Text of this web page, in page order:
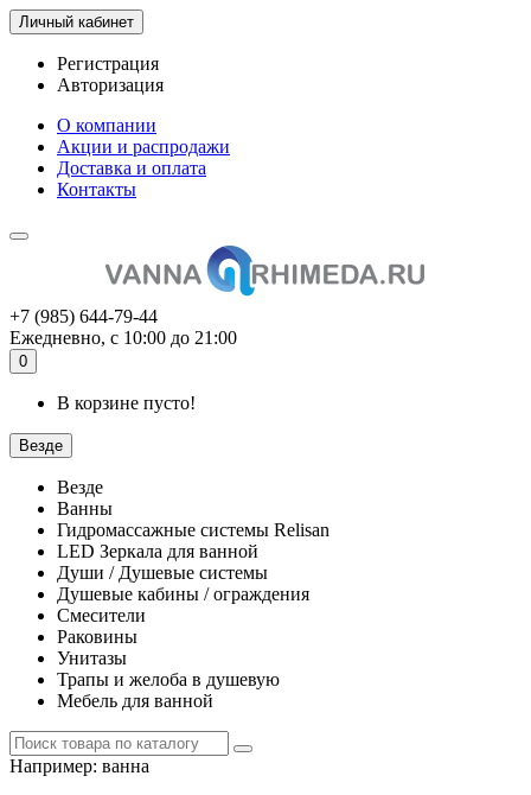
Личный кабинет
Регистрация
Авторизация
О компании
Акции и распродажи
Доставка и оплата
Контакты
+7 (985) 644-79-44
Ежедневно, с 10:00 до 21:00
0
В корзине пусто!
Везде
Везде
Ванны
Гидромассажные системы Relisan
LED Зеркала для ванной
Души / Душевые системы
Душевые кабины / ограждения
Смесители
Раковины
Унитазы
Трапы и желоба в душевую
Мебель для ванной
Например: ванна